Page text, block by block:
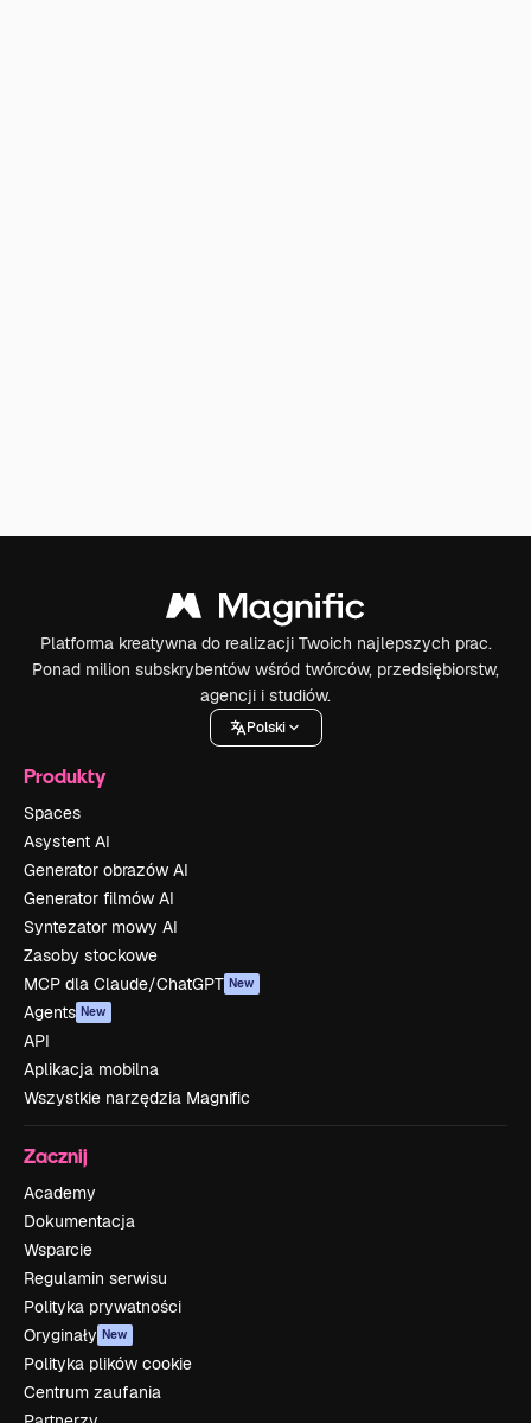
Platforma kreatywna do realizacji Twoich najlepszych prac.
Ponad milion subskrybentów wśród twórców, przedsiębiorstw,
agencji i studiów.
Polski
Produkty
Spaces
Asystent AI
Generator obrazów AI
Generator filmów AI
Syntezator mowy AI
Zasoby stockowe
MCP dla Claude/ChatGPT New
Agents New
API
Aplikacja mobilna
Wszystkie narzędzia Magnific
Zacznij
Academy
Dokumentacja
Wsparcie
Regulamin serwisu
Polityka prywatności
Oryginały New
Polityka plików cookie
Centrum zaufania